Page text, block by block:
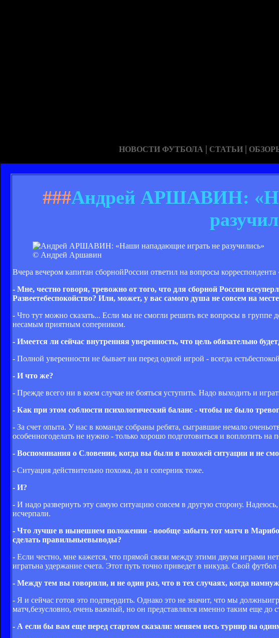
НОВОСТИ ФУТБОЛА | СТАТЬИ |
###Андрей АРШАВИН:
© Андрей Аршавин
Вчера вечером капитан сборнойРоссии ответил на вопросы
- Мне, честно говоря, тревожно от того, что для сборной России
Развеетебеспокойство? Или, может, у вас самого душа не совсем на
- Что тут можно сказать... Если мы не смогли решить все вопросы в группе
несамым приятным соперником.
- Имеется ли сейчас внутренняя уверенность, что цель обязательно
- Полной уверенности не бывает ни перед одной игрой - всегда
- И что же?
- Прежде всего ни в коем случае не бояться уступить. Надо выходить и
- Как при этом соблюсти психологический баланс - чтобы не было
- За счет опыта. У нас в команде собраны ребята, сыгравшие немало
особенногоделать не нужно - только хорошо подготовиться и воплотить на
- Воспоминания о Словении, когда вы были в похожей ситуации и не
- Ситуация действительно похожа, да и соперник тоже.
- И?
- И надо развернуть эту самую ситуацию совсем в другую сторону.
исчерпали.
- Что лучше в нынешнем положении - вообще забыть тот матч в
сделать правильныевыводы?
- Если честно, мне кажется, что прямой связи между этими двумя играми
игратьна удержание счета. Этот путь точно приведет в никуда. Свой футбол
- Между тем вы говорили, и не один раз, что в тех случаях, когда
- Я и сейчас готов это подтвердить. Однако это не значит, что мы
матч,безусловно, очень важный, но он представлялся именно таким еще до
- А если бы вам еще перед стартом сказали: меняем весь турнир на